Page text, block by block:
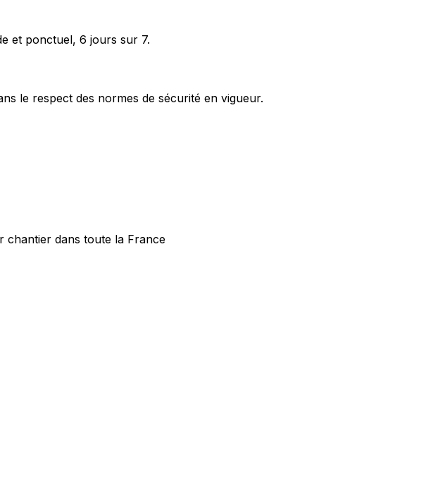
et ponctuel, 6 jours sur 7.
le respect des normes de sécurité en vigueur.
chantier dans toute la France